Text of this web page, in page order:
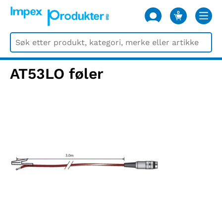
0
VARER
AT53LO føler